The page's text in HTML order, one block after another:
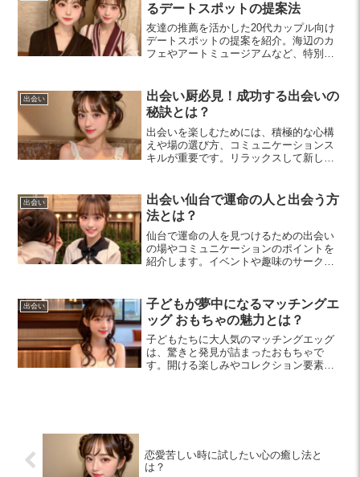
るデートスポットの提案法
友達の推薦を活かした20代カップル向け
デートスポットの提案を紹介。海辺のカ
フェやアートミュージアムなど、特別な
出会い
出会い厨必見！成功する出会いの
秘訣とは？
出会いを楽しむためには、積極的な心構
えや場の選び方、コミュニケーションス
キルが重要です。リラックスして新しい
出会い
出会い仙台で運命の人と出会う方
法とは？
仙台で運命の人を見つけるための出会い
の場やコミュニケーションのポイントを
紹介します。イベントや趣味のサークル
ます！
出会い
子どもが夢中になるマッチングエ
ッグ おもちゃの魅力とは？
子どもたちに大人気のマッチングエッグ
は、驚きと発見が詰まったおもちゃで
す。開ける楽しみやコレクション要素、
恋愛苦しい時に試したい心の癒し法と
は？